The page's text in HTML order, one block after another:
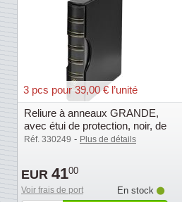
3 pcs pour 39,00 € l’unité
Reliure à anneaux GRANDE,
avec étui de protection, noir, de
Leuchtturm
Réf. 330249 - Plus de détails
EUR 4100
Voir frais de port
En stock